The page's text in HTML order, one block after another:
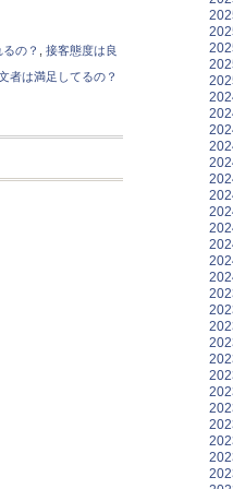
の？ , 接客態度は良
者は満足してるの？